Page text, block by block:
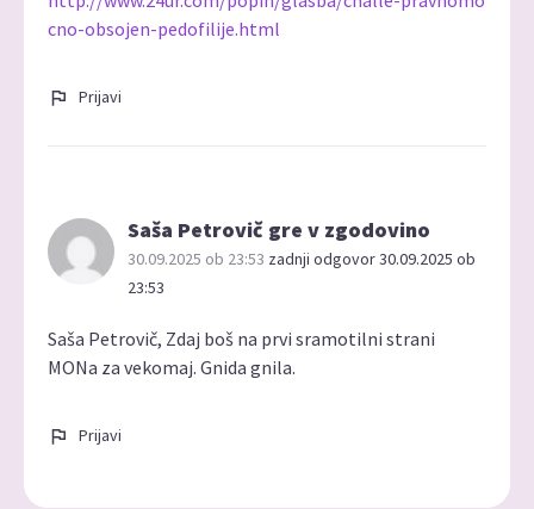
cno-obsojen-pedofilije.html
Prijavi
Saša Petrovič gre v zgodovino
30.09.2025 ob 23:53 zadnji odgovor 30.09.2025 ob
23:53
Saša Petrovič, Zdaj boš na prvi sramotilni strani
MONa za vekomaj. Gnida gnila.
Prijavi